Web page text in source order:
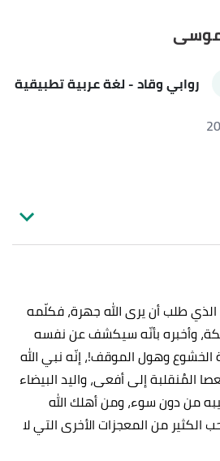
موسى
روابي وقاد- لغة عربية تطبيقية
الذي طلب أن يرى الله جهرة، فكلّمه
وأخبره بأنّه سيكشف عن نفسه
وهول الموقف!، إنّه نبي الله
المُنقلبة إلى أفعى، واليد البيضاء
من دون سوء، ومن أهلك الله
من المعجزات الأخرى التي لا